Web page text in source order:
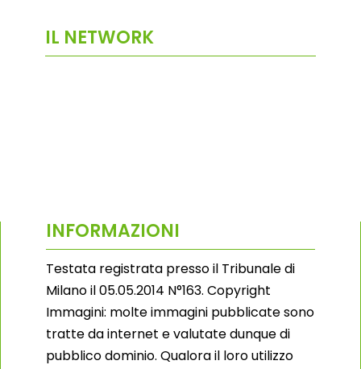
IL NETWORK
INFORMAZIONI
Testata registrata presso il Tribunale di
Milano il 05.05.2014 N°163. Copyright
Immagini: molte immagini pubblicate sono
tratte da internet e valutate dunque di
pubblico dominio. Qualora il loro utilizzo